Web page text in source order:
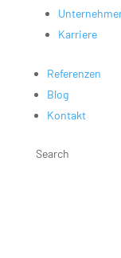
Karriere
Referenzen
Blog
Kontakt
Search